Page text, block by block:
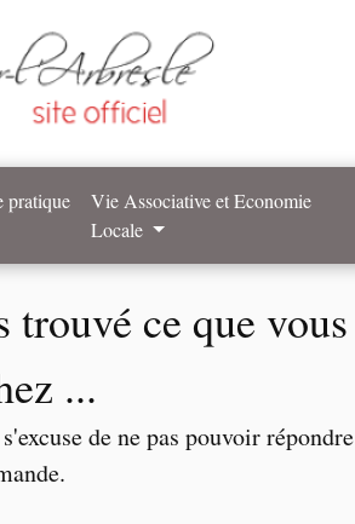
pratique
Vie Associative et Economie
Locale
trouvé ce que vous
...
de ne pas pouvoir répondre